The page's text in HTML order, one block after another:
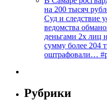
на 200 тысяч
Суд и следствие
ведомства
деньгами 2х лиц
сумму более 204
оштрафовали…
Рубрики